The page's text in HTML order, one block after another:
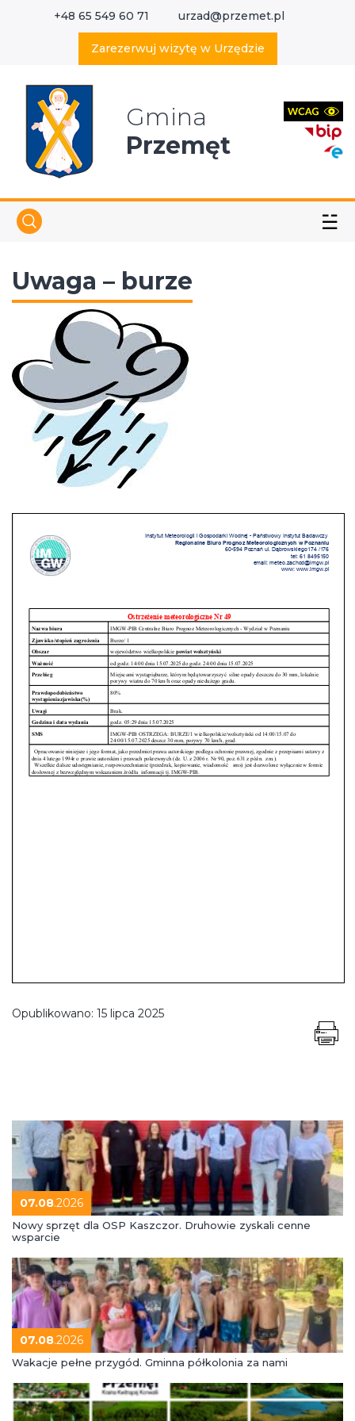
+48 65 549 60 71 urzad@przemet.pl
Zarezerwuj wizytę w Urzędzie
Gmina
Przemęt
☱
Uwaga – burze
Opublikowano: 15 lipca 2025
07.08.2026
Nowy sprzęt dla OSP Kaszczor. Druhowie zyskali cenne
wsparcie
07.08.2026
Wakacje pełne przygód. Gminna półkolonia za nami
Wyszukaj w serwisie